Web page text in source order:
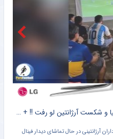
سیمئونه جلوتر از بارسا
کلیپ طنز ؛ عامل اصلی قهرمانی اسپانیا و شکست آرژانتین لو رفت !! + سند
آرژانتینی در حال تماشای دیدار فینال